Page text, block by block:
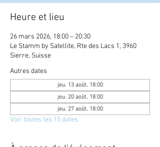
Heure et lieu
26 mars 2026, 18:00 – 20:30
Le Stamm by Satellite, Rte des Lacs 1, 3960
Sierre, Suisse
Autres dates
jeu. 13 août, 18:00
jeu. 20 août, 18:00
jeu. 27 août, 18:00
Voir toutes les 15 dates